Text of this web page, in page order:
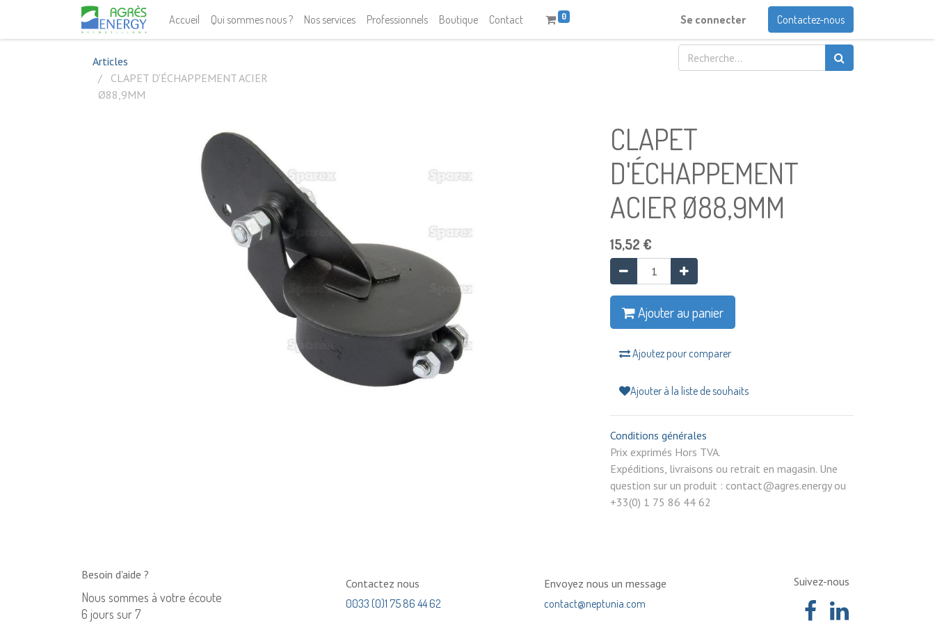
Accueil Qui sommes nous ? Nos services Professionnels Boutique Contact 0 Se connecter Contactez-nous
Articles
CLAPET D'ÉCHAPPEMENT ACIER
Ø88,9MM
CLAPET
D'ÉCHAPPEMENT
ACIER Ø88,9MM
15,52 €
Ajouter au panier
Ajoutez pour comparer
Ajouter à la liste de souhaits
Conditions générales
Prix exprimés Hors TVA.
Expéditions, livraisons ou retrait en magasin. Une
question sur un produit : contact@agres.energy ou
+33(0) 1 75 86 44 62
Besoin d'aide ?
Nous sommes à votre écoute
6 jours sur 7
Contactez nous
0033 (0)1 75 86 44 62
Envoyez nous un message
contact@neptunia.com
Suivez-nous